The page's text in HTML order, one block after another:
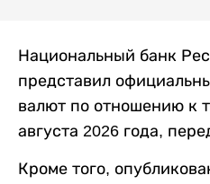
Национальный банк
представил
валют по отношению к
августа 2026 года,
Кроме того,